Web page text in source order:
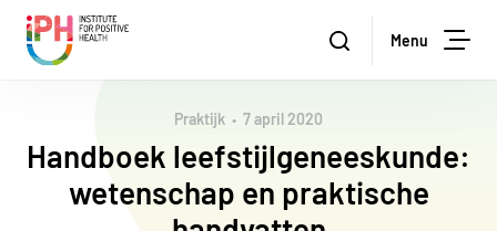
Institute for Positive Health Zoeken
Menu
Praktijk 7 april 2020
Handboek leefstijlgeneeskunde:
wetenschap en praktische